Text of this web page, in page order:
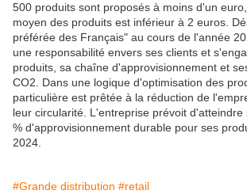
500 produits sont proposés à moins d'un
moyen des produits est inférieur à 2 euros.
préférée des Français" au cours de l'année
une responsabilité envers ses clients et
produits, sa chaîne d'approvisionnement et
CO2. Dans une logique d'optimisation des
particulière est prêtée à la réduction de
leur circularité. L'entreprise prévoit
% d'approvisionnement durable pour ses
2024.
#Grande distribution #retail